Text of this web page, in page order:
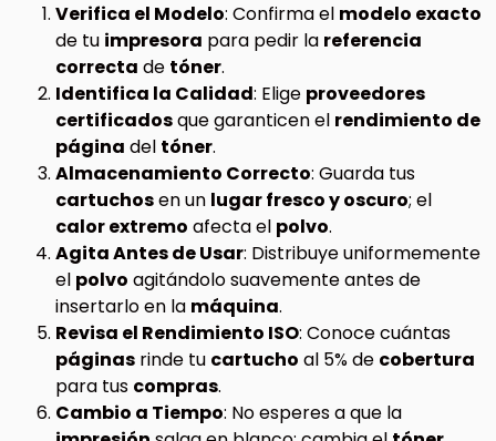
Verifica el Modelo: Confirma el modelo exacto
de tu impresora para pedir la referencia
correcta de tóner.
Identifica la Calidad: Elige proveedores
certificadosque garanticen el rendimiento de
página del tóner.
Almacenamiento Correcto: Guarda tus
cartuchosen un lugar fresco y oscuro; el
calor extremo afecta el polvo.
Agita Antes de Usar: Distribuye uniformemente
el polvo agitándolo suavemente antes de
insertarlo en la máquina.
Revisa el Rendimiento ISO: Conoce cuántas
páginas rinde tu cartucho al 5% de cobertura
para tus compras.
Cambio a Tiempo: No esperes a que la